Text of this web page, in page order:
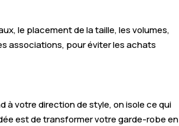
le placement de la taille, les volumes,
associations, pour éviter les achats
à votre direction de style, on isole ce qui
est de transformer votre garde-robe en